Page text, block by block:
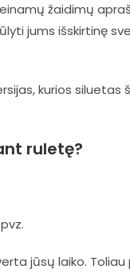
žaidimų
jums išskirtinę
kurios siluetas
ruletę?
jūsų laiko.